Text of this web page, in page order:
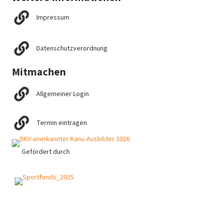
Impressum
Datenschutzverordnung
Mitmachen
Allgemeiner Login
Termin eintragen
Gefördert durch